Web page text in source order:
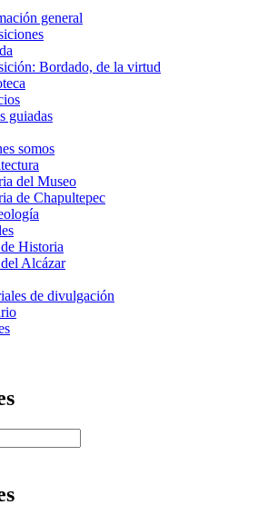
general
Bordado, de la virtud
guiadas
somos
del Museo
de Chapultepec
Historia
del Alcázar
de divulgación